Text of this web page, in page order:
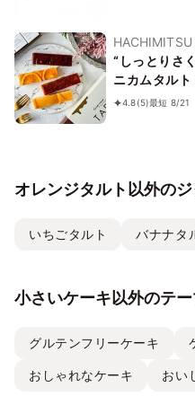
“しっとりさ
ニカムタル
4.8(5)最短 8/21
オレンジタルト以外の
いちごタルト バナナタ
小さいケーキ以外のテ
グルテンフリーケーキ
おしゃれなケーキ おい